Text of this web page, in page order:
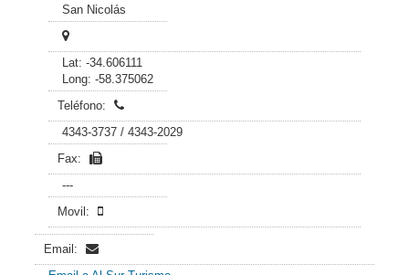
San Nicolás
Lat: -34.606111
Long: -58.375062
Teléfono:
4343-3737 / 4343-2029
Fax:
---
Movil:
Email: